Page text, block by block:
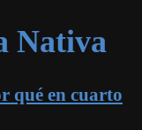
Nativa
qué en cuarto